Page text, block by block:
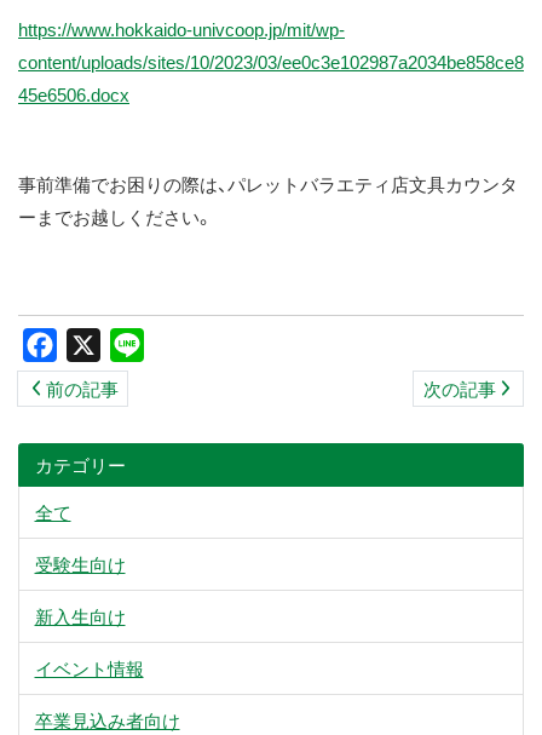
https://www.hokkaido-univcoop.jp/mit/wp-
content/uploads/sites/10/2023/03/ee0c3e102987a2034be858ce8
45e6506.docx
事前準備でお困りの際は、パレットバラエティ店文具カウンタ
ーまでお越しください。
Facebook
前の記事 次の記事
カテゴリー
全て
受験生向け
新入生向け
イベント情報
卒業見込み者向け